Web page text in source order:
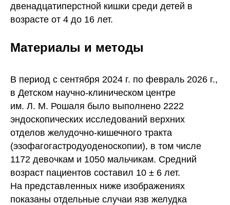
двенадцатиперстной кишки среди детей в
возрасте от 4 до 16 лет.
Материалы и методы
В период с сентября 2024 г. по февраль 2026 г.,
в Детском научно-клиническом центре
им. Л. М. Рошаля было выполнено 2222
эндоскопических исследований верхних
отделов желудочно-кишечного тракта
(эзофагогастродуоденоскопии), в том числе
1172 девочкам и 1050 мальчикам. Средний
возраст пациентов составил 10 ± 6 лет.
На представленных ниже изображениях
показаны отдельные случаи язв желудка